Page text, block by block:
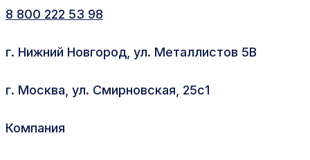
8 800 222 53 98
г. Нижний Новгород, ул. Металлистов 5В
г. Москва, ул. Смирновская, 25с1
Компания